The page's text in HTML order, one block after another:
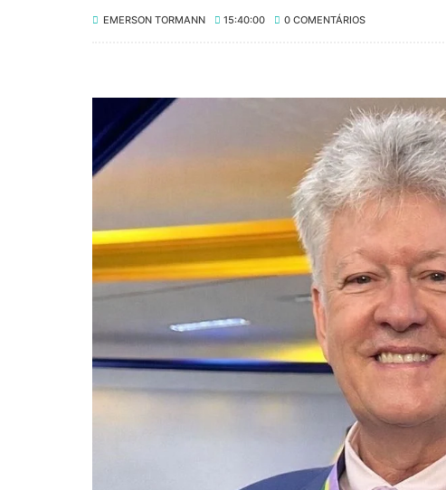
EMERSON TORMANN 15:40:00 0 COMENTÁRIOS